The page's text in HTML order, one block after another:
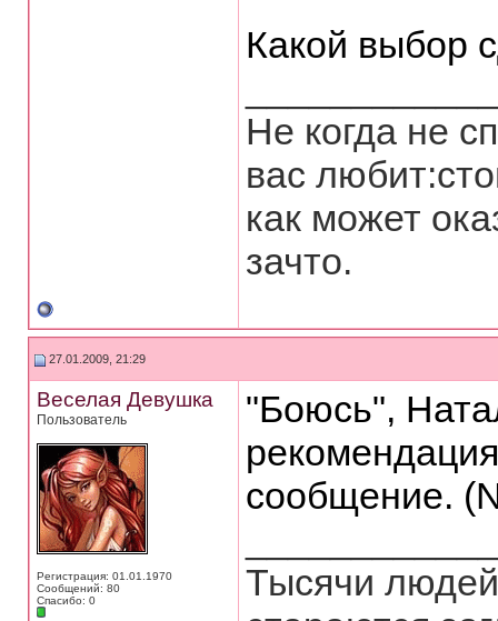
Какой выбор
Не когда не
вас
как может
зачто.
27.01.2009, 21:29
Веселая Девушка
Пользователь
Регистрация: 01.01.1970
Сообщений: 80
Спасибо: 0
"Боюсь",
сообщение.
Тысячи